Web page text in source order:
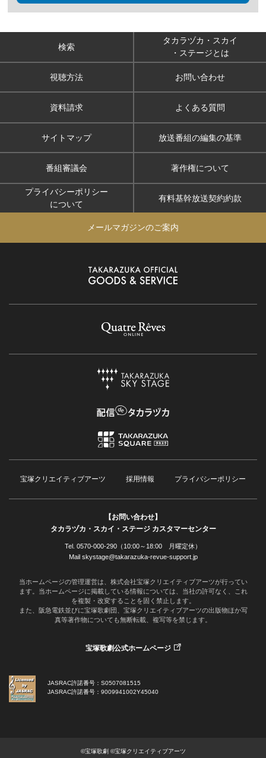
検索
タカラヅカ・スカイ
・ステージとは
視聴方法 お問い合わせ
資料請求 よくある質問
サイトマップ 放送番組の編集の基準
番組審議会 著作権について
プライバシーポリシー
について
有料基幹放送契約約款
メールマガジンのご案内
宝塚クリエイティブアーツ 採用情報 プライバシーポリシー
【お問い合わせ】
タカラヅカ・スカイ・ステージ カスタマーセンター
Tel. 0570-000-290（10:00～18:00 月曜定休）
Mail skystage@takarazuka-revue-support.jp
当ホームページの管理運営は、株式会社宝塚クリエイティブアーツが行ってい
ます。当ホームページに掲載している情報については、当社の許可なく、これ
を複製・改変することを固く禁止します。
また、阪急電鉄並びに宝塚歌劇団、宝塚クリエイティブアーツの出版物ほか写
真等著作物についても無断転載、複写等を禁じます。
宝塚歌劇公式ホームページ
JASRAC許諾番号：S0507081515
JASRAC許諾番号：9009941002Y45040
©宝塚歌劇 ©宝塚クリエイティブアーツ